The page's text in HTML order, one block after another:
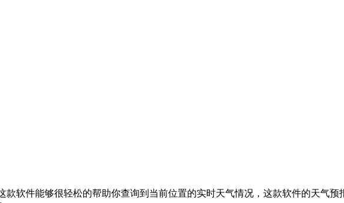
款软件能够很轻松的帮助你查询到当前位置的实时天气情况，这款软件的天气